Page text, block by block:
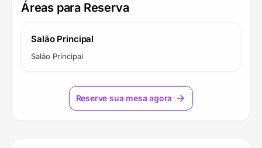
Áreas para Reserva
Salão Principal
Salão Principal
Reserve sua mesa agora arrow_forward